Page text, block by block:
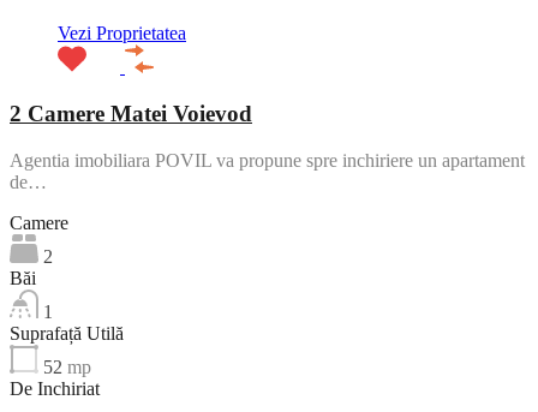
Vezi Proprietatea
2 Camere Matei Voievod
Agentia imobiliara POVIL va propune spre inchiriere un apartament
de…
Camere
2
Băi
1
Suprafață Utilă
52 mp
De Inchiriat